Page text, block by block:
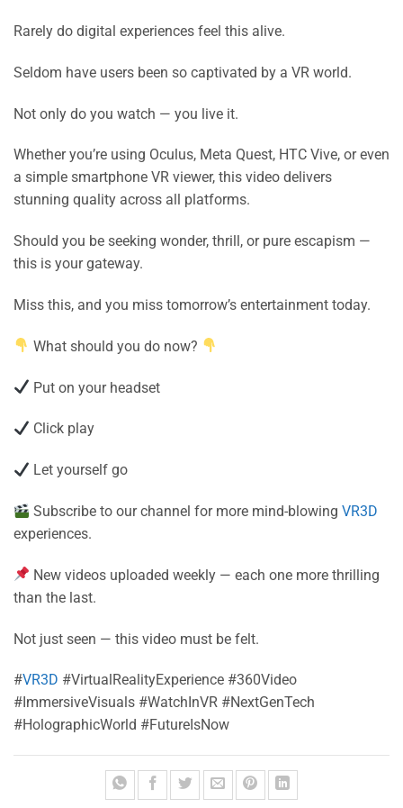
Rarely do digital experiences feel this alive.
Seldom have users been so captivated by a VR world.
Not only do you watch — you live it.
Whether you’re using Oculus, Meta Quest, HTC Vive, or even
a simple smartphone VR viewer, this video delivers
stunning quality across all platforms.
Should you be seeking wonder, thrill, or pure escapism —
this is your gateway.
Miss this, and you miss tomorrow’s entertainment today.
What should you do now?
Put on your headset
Click play
Let yourself go
Subscribe to our channel for more mind-blowingVR3D
experiences.
New videos uploaded weekly — each one more thrilling
than the last.
Not just seen — this video must be felt.
#VR3D #VirtualRealityExperience #360Video
#ImmersiveVisuals #WatchInVR #NextGenTech
#HolographicWorld #FutureIsNow